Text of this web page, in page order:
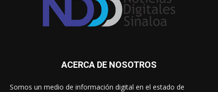
ACERCA DE NOSOTROS
Somos un medio de información digital en el estado de